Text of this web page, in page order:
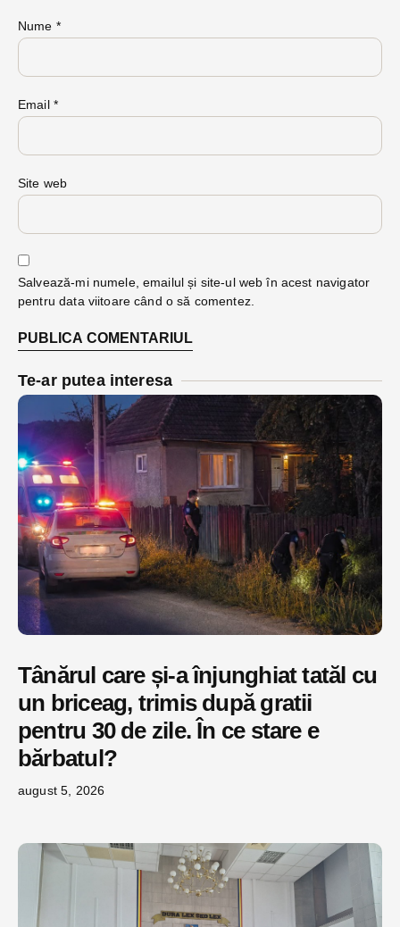
Nume *
Email *
Site web
Salvează-mi numele, emailul și site-ul web în acest navigator
pentru data viitoare când o să comentez.
Te-ar putea interesa
Tânărul care și-a înjunghiat tatăl cu
un briceag, trimis după gratii
pentru 30 de zile. În ce stare e
bărbatul?
august 5, 2026